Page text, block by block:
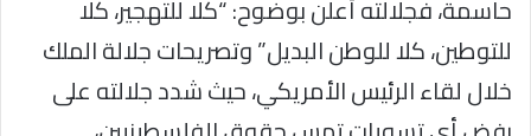
حاسمة، فجلالته أعلن بوضوح: “كلا للتهجير، كلا
للتوطين، كلا للوطن البديل” وتصريحات جلالة الملك
خلال لقاء الرئيس الأمريكي، حيث شدد جلالته على